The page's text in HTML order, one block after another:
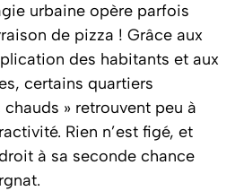
urbaine opère parfois
de pizza ! Grâce aux
des habitants et aux
certains quartiers
» retrouvent peu à
Rien n’est figé, et
à sa seconde chance